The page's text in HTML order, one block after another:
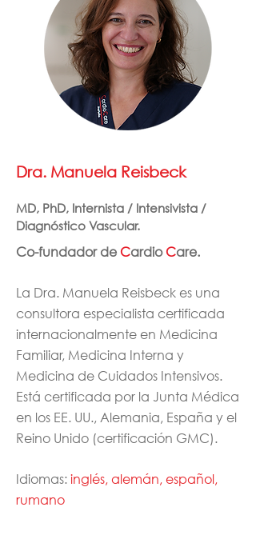
Dra. Manuela Reisbeck
MD, PhD, Internista / Intensivista /
Diagnóstico Vascular.
Co-fundador de Cardio Care.
La Dra. Manuela Reisbeck es una
consultora especialista certificada
internacionalmente en Medicina
Familiar, Medicina Interna y
Medicina de Cuidados Intensivos.
Está certificada por la Junta Médica
en los EE. UU., Alemania, España y el
Reino Unido (certificación GMC).
Idiomas:inglés, alemán, español,
rumano